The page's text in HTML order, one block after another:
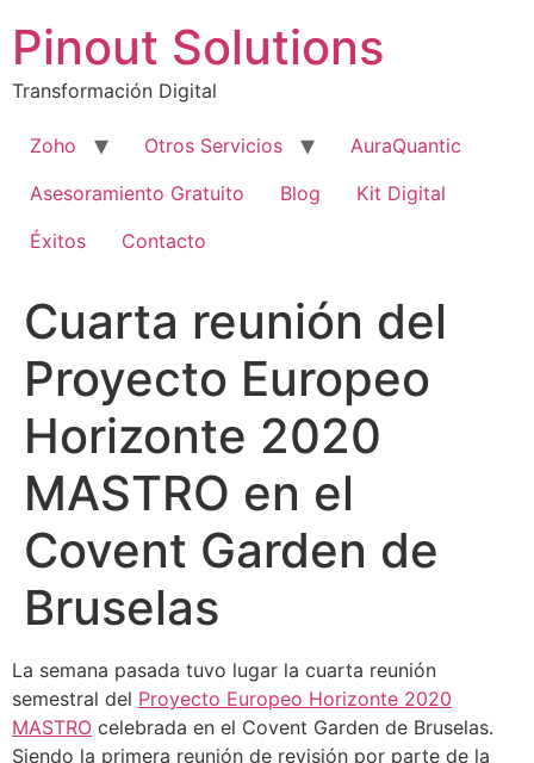
Pinout Solutions
Transformación Digital
Zoho Otros Servicios
AuraQuantic
Asesoramiento Gratuito
Blog
Kit Digital
Éxitos
Contacto
Cuarta reunión del
Proyecto Europeo
Horizonte 2020
MASTRO en el
Covent Garden de
Bruselas
La semana pasada tuvo lugar la cuarta reunión
semestral del Proyecto Europeo Horizonte 2020
MASTRO celebrada en el Covent Garden de Bruselas.
Siendo la primera reunión de revisión por parte de la